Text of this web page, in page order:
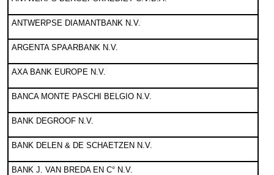
ANTWERPSE DIAMANTBANK N.V.
ARGENTA SPAARBANK N.V.
AXA BANK EUROPE N.V.
BANCA MONTE PASCHI BELGIO N.V.
BANK DEGROOF N.V.
BANK DELEN & DE SCHAETZEN N.V.
BANK J. VAN BREDA EN C° N.V.